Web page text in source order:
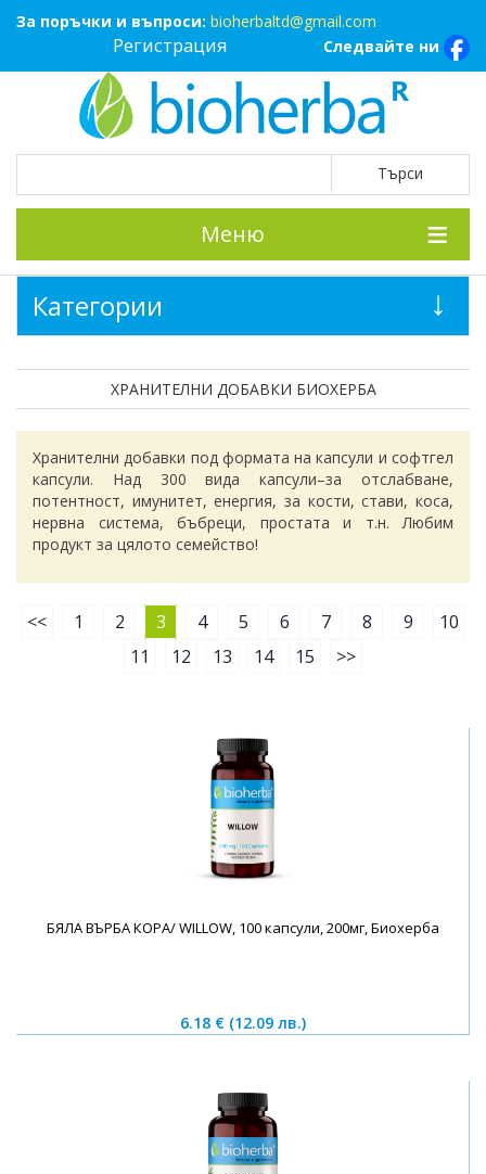
За поръчки и въпроси: bioherbaltd@gmail.com
Следвайте ни
Регистрация
Меню
ХРАНИТЕЛНИ ДОБАВКИ БИОХЕРБА
Хранителни добавки под формата на капсули и софтгел
капсули. Над 300 вида капсули–за отслабване,
потентност, имунитет, енергия, за кости, стави, коса,
нервна система, бъбреци, простата и т.н. Любим
продукт за цялото семейство!
<< 1 2 3 4 5 6 7 8 9
10
11
12 13 14 15 >>
БЯЛА ВЪРБА КОРА/ WILLOW, 100 капсули, 200мг, Биохерба
6.18 € (12.09 лв.)
Категории